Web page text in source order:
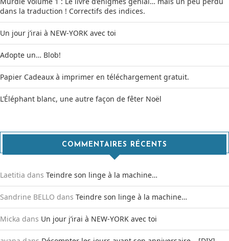
dans la traduction ! Correctifs des indices.
Un jour j’irai à NEW-YORK avec toi
Adopte un… Blob!
Papier Cadeaux à imprimer en téléchargement gratuit.
L’Éléphant blanc, une autre façon de fêter Noël
COMMENTAIRES RÉCENTS
Laetitia dans Teindre son linge à la machine…
Sandrine BELLO dans Teindre son linge à la machine…
Micka dans Un jour j’irai à NEW-YORK avec toi